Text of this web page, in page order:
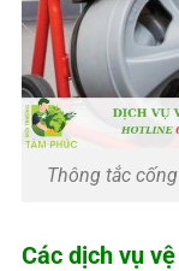
Thông tắc
Các dịch vụ